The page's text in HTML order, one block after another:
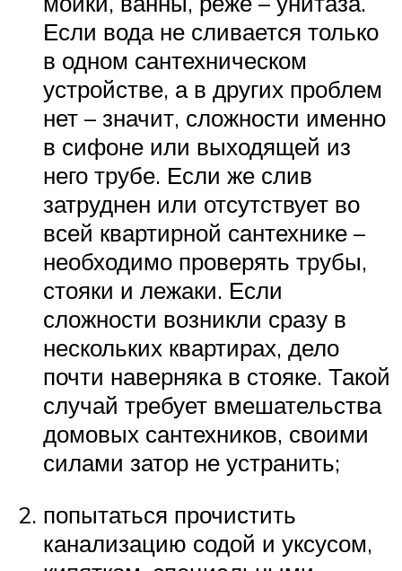
Если вода не сливается только
в одном сантехническом
устройстве, а в других проблем
нет – значит, сложности именно
в сифоне или выходящей из
него трубе. Если же слив
затруднен или отсутствует во
всей квартирной сантехнике –
необходимо проверять трубы,
стояки и лежаки. Если
сложности возникли сразу в
нескольких квартирах, дело
почти наверняка в стояке. Такой
случай требует вмешательства
домовых сантехников, своими
силами затор не устранить;
попытаться прочистить
канализацию содой и уксусом,